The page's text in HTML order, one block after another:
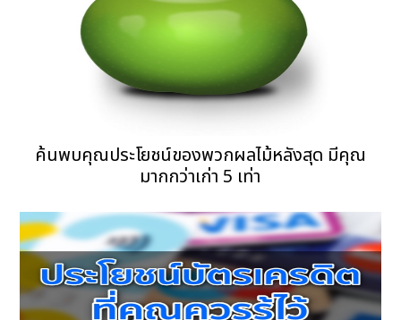
ค้นพบคุณประโยชน์ของพวกผลไม้หลังสุด มีคุณ
มากกว่าเก่า 5 เท่า